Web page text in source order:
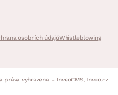
osobních údajůWhistleblowing
práva vyhrazena. - InveoCMS, Inveo.cz